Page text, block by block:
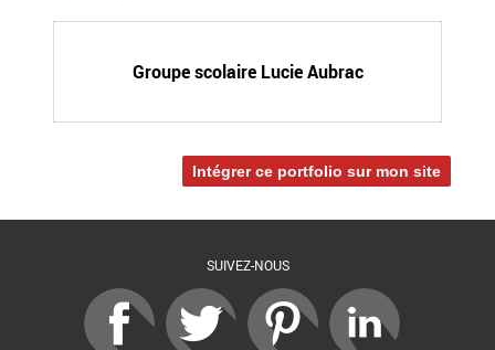
Groupe scolaire Lucie Aubrac
Intégrer ce portfolio sur mon site
SUIVEZ-NOUS